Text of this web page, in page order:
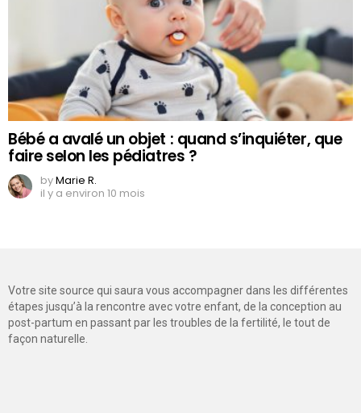
Bébé a avalé un objet : quand s’inquiéter, que
faire selon les pédiatres ?
byMarie R.
il y a environ 10 mois
Votre site source qui saura vous accompagner dans les différentes
étapes jusqu’à la rencontre avec votre enfant, de la conception au
post-partum en passant par les troubles de la fertilité, le tout de
façon naturelle.